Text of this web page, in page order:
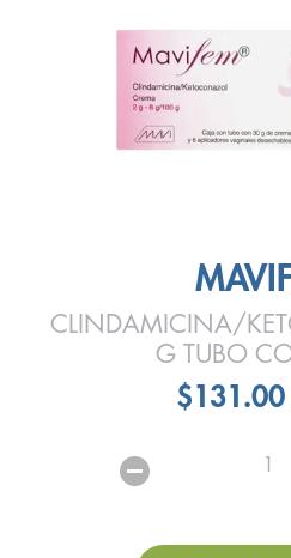
CLINDAMICINA/
G TUBO
$131.00
1